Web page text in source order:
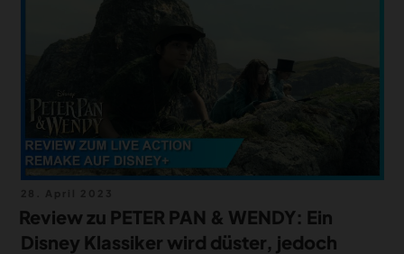
am
Review zu PETER PAN & WENDY: Ein
Disney Klassiker wird düster, jedoch